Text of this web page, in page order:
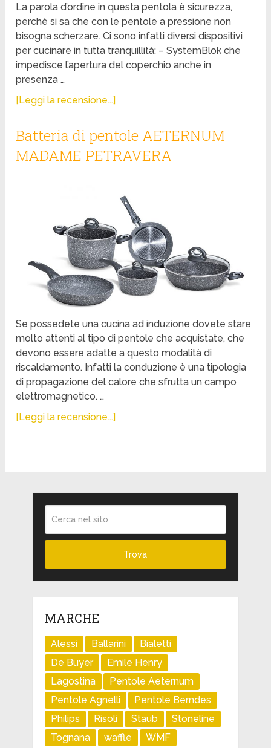
La parola d’ordine in questa pentola è sicurezza,
perchè si sa che con le pentole a pressione non
bisogna scherzare. Ci sono infatti diversi dispositivi
per cucinare in tutta tranquillità: – SystemBlok che
impedisce l’apertura del coperchio anche in
presenza …
[Leggi la recensione...]
Batteria di pentole AETERNUM
MADAME PETRAVERA
Se possedete una cucina ad induzione dovete stare
molto attenti al tipo di pentole che acquistate, che
devono essere adatte a questo modalità di
riscaldamento. Infatti la conduzione è una tipologia
di propagazione del calore che sfrutta un campo
elettromagnetico. …
[Leggi la recensione...]
MARCHE
Alessi Ballarini
Bialetti
De Buyer
Emile Henry
Lagostina
Pentole Aeternum
Pentole Agnelli
Pentole Berndes
Philips
Risoli Staub
Stoneline
Tognana
waffle WMF